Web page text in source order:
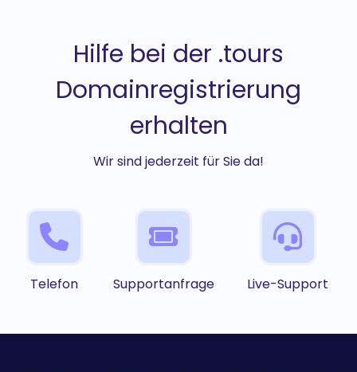
Hilfe bei der .tours
Domainregistrierung
erhalten
Wir sind jederzeit für Sie da!
Telefon Supportanfrage Live-Support